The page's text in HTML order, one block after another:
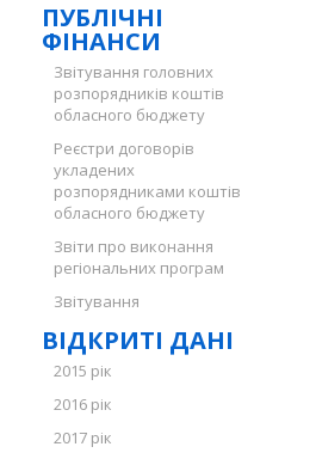
ПУБЛІЧНІ
ФІНАНСИ
Звітування головних
розпорядників коштів
обласного бюджету
Реєстри договорів
укладених
розпорядниками коштів
обласного бюджету
Звіти про виконання
регіональних програм
Звітування
ВІДКРИТІ ДАНІ
2015 рік
2016 рік
2017 рік